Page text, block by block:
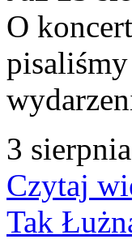
O
3
Czytaj
Tak